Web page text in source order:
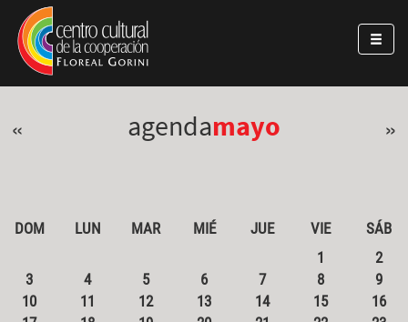
Pasar al contenido principal
Jump to main content
« agendamayo »
DOM LUN MAR MIÉ JUE VIE
SÁB
1
2
3
4 5 6 7 8
9
10
11 12 13 14 15
16